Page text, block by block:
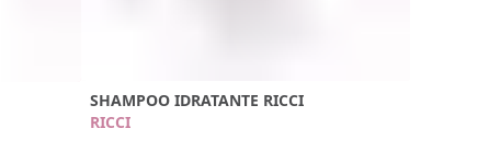
SHAMPOO IDRATANTE RICCI
RICCI